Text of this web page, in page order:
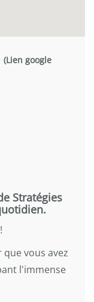
(Lien google
Stratégies
vous avez
l'immense